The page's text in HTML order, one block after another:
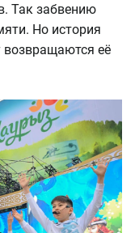
Так забвению
Но история
возвращаются её